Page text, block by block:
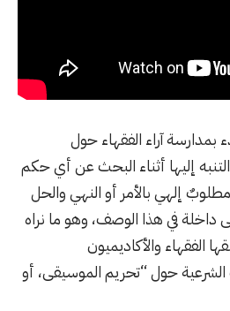
آراء الفقهاء حول
إليها أثناء البحث عن أي حكم
إلهي بالأمر أو النهي والحل
داخلة في هذا الوصف، وهو ما نراه
الفقهاء والأكاديميون
حول “تحريم الموسيقى، أو